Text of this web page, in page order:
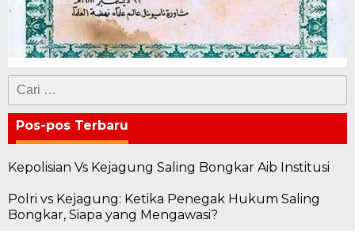
Cari
untuk:
Pos-pos Terbaru
Kepolisian Vs Kejagung Saling Bongkar Aib Institusi
Polri vs Kejagung: Ketika Penegak Hukum Saling
Bongkar, Siapa yang Mengawasi?